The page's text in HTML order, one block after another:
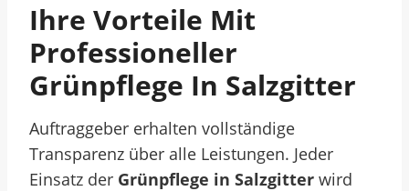
Ihre Vorteile Mit
Professioneller
Grünpflege In Salzgitter
Auftraggeber erhalten vollständige
Transparenz über alle Leistungen. Jeder
Einsatz der Grünpflege in Salzgitter wird